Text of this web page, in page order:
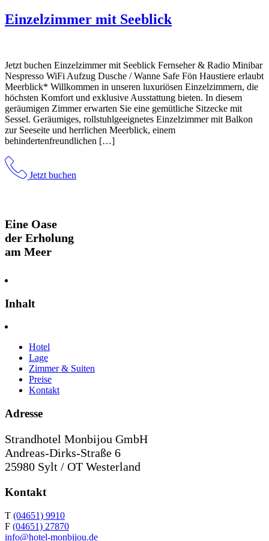
Einzelzimmer mit Seeblick
Jetzt buchen Einzelzimmer mit Seeblick Fernseher & Radio Minibar
Nespresso WiFi Aufzug Dusche / Wanne Safe Fön Haustiere erlaubt
Meerblick* Willkommen in unseren luxuriösen Einzelzimmern, die
höchsten Komfort und exklusive Ausstattung bieten. In diesem
geräumigen Zimmer erwarten Sie eine gemütliche Sitzecke mit
Sessel. Geräumiges, rollstuhlgeeignetes Einzelzimmer mit Balkon
zur Seeseite und herrlichen Meerblick, einem
behindertenfreundlichen […]
Jetzt buchen
Eine Oase
der Erholung
am Meer
Inhalt
Hotel
Lage
Zimmer & Suiten
Preise
Kontakt
Adresse
Strandhotel Monbijou GmbH
Andreas-Dirks-Straße 6
25980 Sylt / OT Westerland
Kontakt
T (04651) 9910
F (04651) 27870
info@hotel-monbijou.de